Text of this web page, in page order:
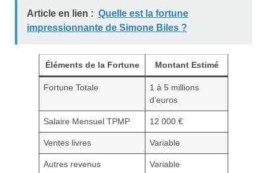
Article en lien : Quelle est la fortune
impressionnante de Simone Biles ?
Éléments de la Fortune Montant Estimé
Fortune Totale
1 à 5 millions
d’euros
Salaire Mensuel TPMP 12 000 €
Ventes livres Variable
Autres revenus
Variable